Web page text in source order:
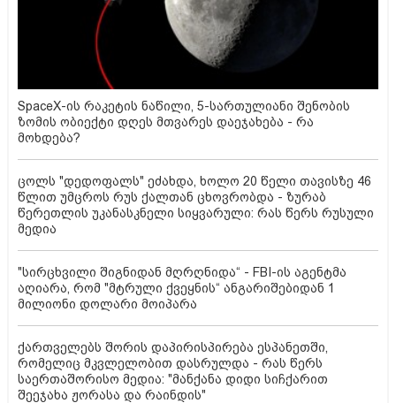
SpaceX-ის რაკეტის ნაწილი, 5-სართულიანი შენობის
ზომის ობიექტი დღეს მთვარეს დაეჯახება - რა
მოხდება?
ცოლს "დედოფალს" ეძახდა, ხოლო 20 წელი თავისზე 46
წლით უმცროს რუს ქალთან ცხოვრობდა - ზურაბ
წერეთლის უკანასკნელი სიყვარული: რას წერს რუსული
მედია
"სირცხვილი შიგნიდან მღრღნიდა“ - FBI-ის აგენტმა
აღიარა, რომ "მტრული ქვეყნის“ ანგარიშებიდან 1
მილიონი დოლარი მოიპარა
ქართველებს შორის დაპირისპირება ესპანეთში,
რომელიც მკვლელობით დასრულდა - რას წერს
საერთაშორისო მედია: "მანქანა დიდი სიჩქარით
შეეჯახა ჟორასა და რაინდის"